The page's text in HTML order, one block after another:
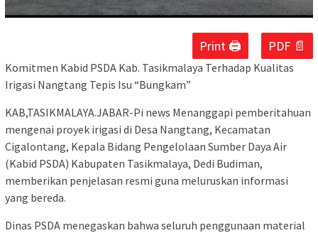
Print 🖨 PDF 📄
Komitmen Kabid PSDA Kab. Tasikmalaya Terhadap Kualitas
Irigasi Nangtang Tepis Isu “Bungkam”
​KAB,TASIKMALAYA.JABAR-Pi news Menanggapi pemberitahuan
mengenai proyek irigasi di Desa Nangtang, Kecamatan
Cigalontang, Kepala Bidang Pengelolaan Sumber Daya Air
(Kabid PSDA) Kabupaten Tasikmalaya, Dedi Budiman,
memberikan penjelasan resmi guna meluruskan informasi
yang bereda.
​Dinas PSDA menegaskan bahwa seluruh penggunaan material